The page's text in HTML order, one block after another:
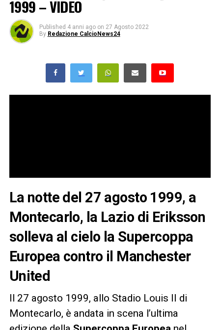
1999 – VIDEO
Published 4 anni ago on 27 Agosto 2022
By Redazione CalcioNews24
La notte del 27 agosto 1999, a
Montecarlo, la Lazio di Eriksson
solleva al cielo la Supercoppa
Europea contro il Manchester
United
Il 27 agosto 1999, allo Stadio Louis II di
Montecarlo, è andata in scena l’ultima